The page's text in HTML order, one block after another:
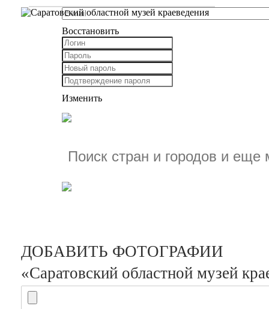
Восстановить
Изменить
ДОБАВИТЬ ФОТОГРАФИИ
«Саратовский областной музей